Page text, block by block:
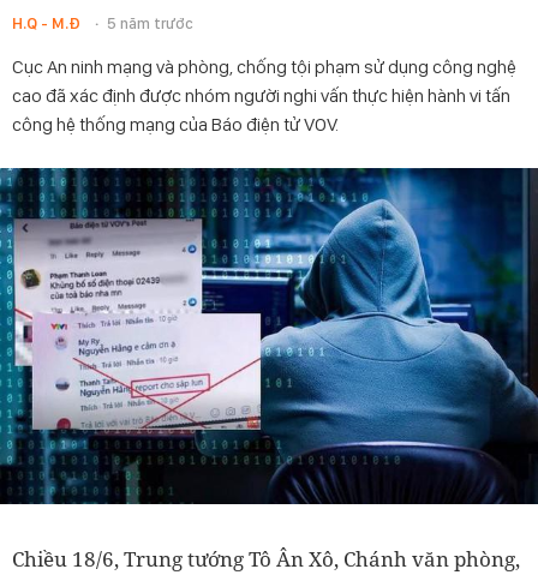
H.Q - M.Đ 5 năm trước
Cục An ninh mạng và phòng, chống tội phạm sử dụng công nghệ
cao đã xác định được nhóm người nghi vấn thực hiện hành vi tấn
công hệ thống mạng của Báo điện tử VOV.
Chiều 18/6, Trung tướng Tô Ân Xô, Chánh văn phòng,